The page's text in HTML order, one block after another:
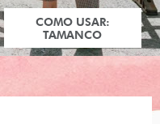
COMO USAR:
TAMANCO